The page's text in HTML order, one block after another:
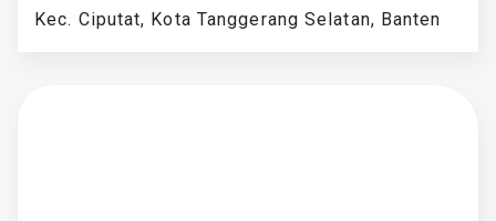
Kec. Ciputat, Kota Tanggerang Selatan, Banten